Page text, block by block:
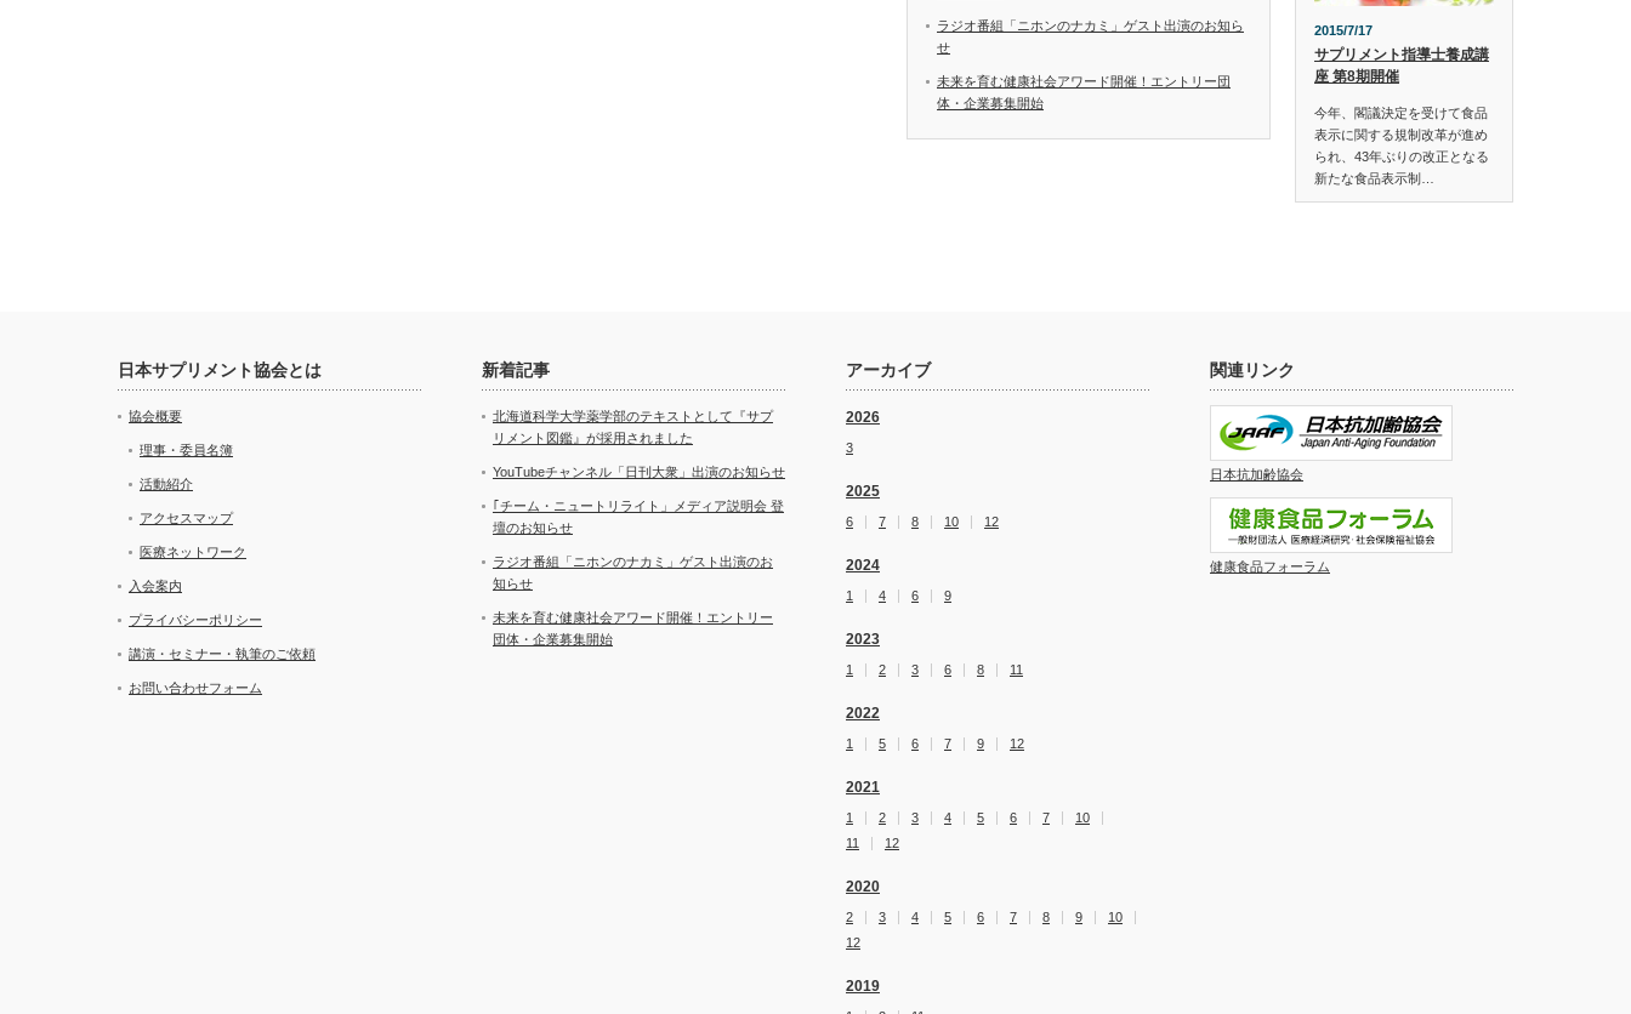
ラジオ番組「ニホンのナカミ」ゲスト出演のお知ら
せ
未来を育む健康社会アワード開催！エントリー団
体・企業募集開始
2015/7/17
サプリメント指導士養成講
座 第8期開催
今年、閣議決定を受けて食品
表示に関する規制改革が進め
られ、43年ぶりの改正となる
新たな食品表示制…
日本サプリメント協会とは
協会概要
理事・委員名簿
活動紹介
アクセスマップ
医療ネットワーク
入会案内
プライバシーポリシー
講演・セミナー・執筆のご依頼
お問い合わせフォーム
新着記事
北海道科学大学薬学部のテキストとして『サプ
リメント図鑑』が採用されました
YouTubeチャンネル「日刊大衆」出演のお知らせ
｢チーム・ニュートリライト」メディア説明会 登
壇のお知らせ
ラジオ番組「ニホンのナカミ」ゲスト出演のお
知らせ
未来を育む健康社会アワード開催！エントリー
団体・企業募集開始
アーカイブ
2026
3
2025
6 7 8 10 12
2024
1 4 6 9
2023
1 2 3 6 8 11
2022
1 5 6 7 9 12
2021
1 2 3 4 5 6 7
10
11
12
2020
2 3 4 5 6 7 8 9
10
12
2019
関連リンク
日本抗加齢協会
健康食品フォーラム